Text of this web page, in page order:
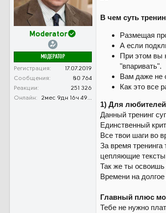
Moderator
МОДЕРАТОР
Регистрация
17.07.2019
Сообщения
80 764
Реакции
251 326
Онлайн
2мес 9дн 16ч 49м 40с
В чем суть
Размещая
А если
При этом вы
"впаривать".
Вам даже не
Как это все
1) Для любителей
Данный тренинг
Единственный
Все твои шаги во
За время
цепляющие
Так же ты освоишь
Времени на долгое
Главный плюс
Тебе не нужно